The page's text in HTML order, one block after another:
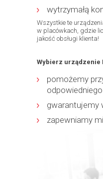
wytrzymałą
Wszystkie te
w placówkach, gdzie
jakość obsługi klienta!
Wybierz urządzenie
pomożemy
gwarantujemy
zapewniamy